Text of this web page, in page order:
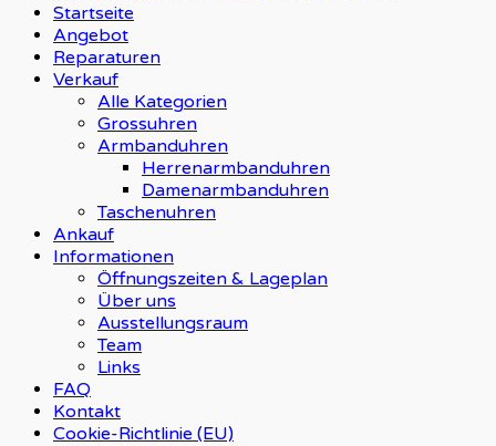
Startseite
Angebot
Reparaturen
Verkauf
Alle Kategorien
Grossuhren
Armbanduhren
Herrenarmbanduhren
Damenarmbanduhren
Taschenuhren
Ankauf
Informationen
Öffnungszeiten & Lageplan
Über uns
Ausstellungsraum
Team
Links
FAQ
Kontakt
Cookie-Richtlinie (EU)